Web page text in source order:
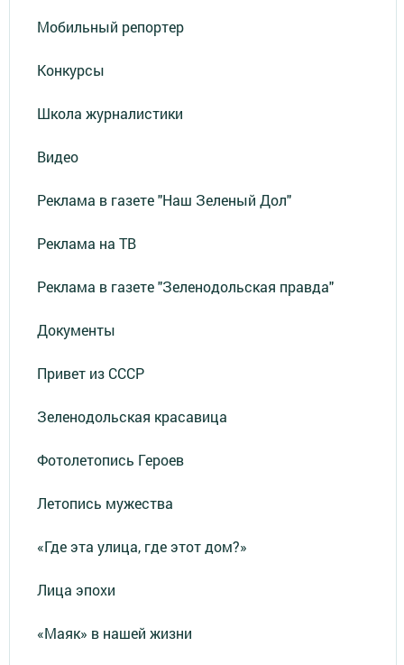
Мобильный репортер
Конкурсы
Школа журналистики
Видео
Реклама в газете "Наш Зеленый Дол"
Реклама на ТВ
Реклама в газете "Зеленодольская правда"
Документы
Привет из СССР
Зеленодольская красавица
Фотолетопись Героев
Летопись мужества
«Где эта улица, где этот дом?»
Лица эпохи
«Маяк» в нашей жизни